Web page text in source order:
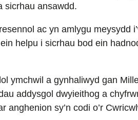
sicrhau ansawdd.
ac yn amlygu meysydd
helpu i sicrhau bod ein
ymchwil a gynhaliwyd gan
addysgol dwyieithog a
sy’n codi o’r